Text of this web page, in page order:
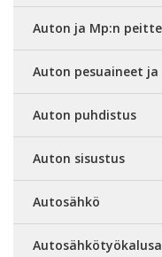
Auton ja Mp:n
Auton pesuaineet
Auton puhdistus
Auton sisustus
Autosähkö